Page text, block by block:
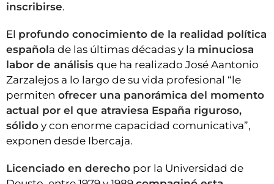
inscribirse.
El profundo conocimiento de la realidad política
española de las últimas décadas y la minuciosa
labor de análisis que ha realizado José Aantonio
Zarzalejos a lo largo de su vida profesional “le
permiten ofrecer una panorámica del momento
actual por el que atraviesa España riguroso,
sólido y con enorme capacidad comunicativa”,
exponen desde Ibercaja.
Licenciado en derecho por la Universidad de